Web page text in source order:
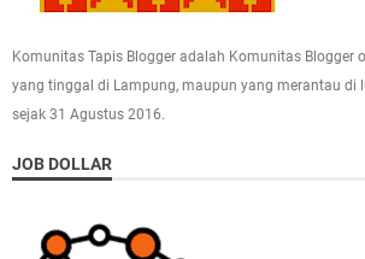
Komunitas Tapis Blogger adalah Komunitas Blogger
yang tinggal di Lampung, maupun yang merantau di
sejak 31 Agustus 2016.
JOB DOLLAR